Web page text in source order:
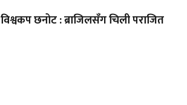
विश्वकप छनोट : ब्राजिलसँग चिली पराजित